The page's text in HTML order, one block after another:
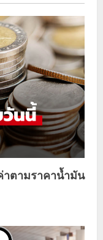
าตามราคาน้ำมัน